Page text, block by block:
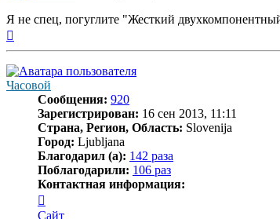
Я не спец, погуглите "Жесткий
Часовой
Сообщения: 920
Зарегистрирован: 16 сен 2013, 11:11
Страна, Регион, Область: Slovenija
Город: Ljubljana
Благодарил (а): 142 раза
Поблагодарили: 106 раз
Контактная информация:
информация
Сайт